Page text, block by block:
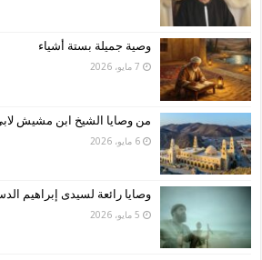
وصية جميلة بستة أشياء
7 مايو، 2026
من وصايا الشيخ ابن مشيش
6 مايو، 2026
وصايا رائعة لسيدى إبراهيم
5 مايو، 2026